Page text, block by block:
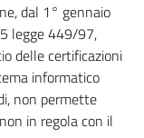
dal 1° gennaio
legge 449/97,
delle certificazioni
informatico
non permette
in regola con il